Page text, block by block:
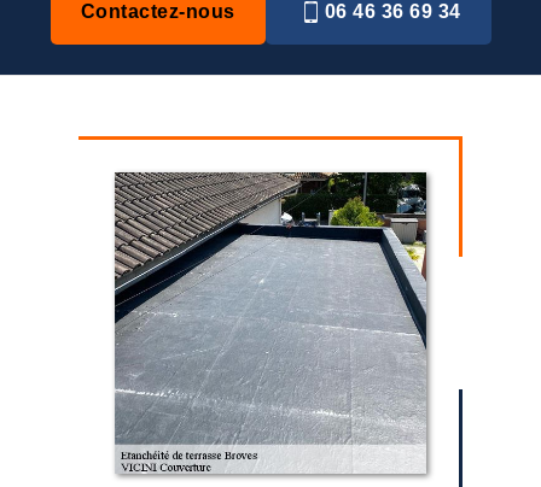
Contactez-nous 06 46 36 69 34